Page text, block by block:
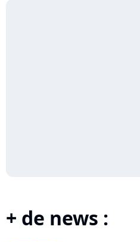
+ de news :